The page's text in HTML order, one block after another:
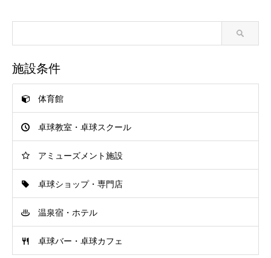
施設条件
体育館
卓球教室・卓球スクール
アミューズメント施設
卓球ショップ・専門店
温泉宿・ホテル
卓球バー・卓球カフェ